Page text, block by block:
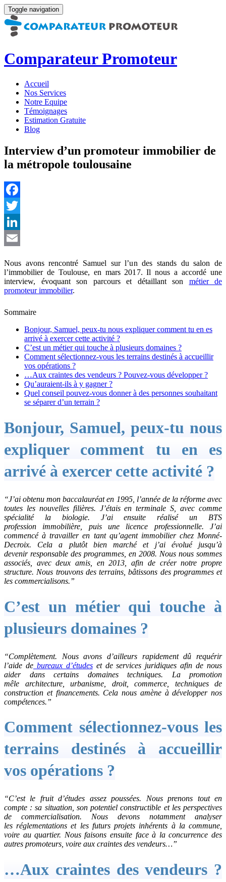
Toggle navigation
Comparateur Promoteur
Accueil
Nos Services
Notre Equipe
Témoignages
Estimation Gratuite
Blog
Interview d’un promoteur immobilier de
la métropole toulousaine
Facebook
Twitter
LinkedIn
Nous avons rencontré Samuel sur l’un des stands du salon de
l’immobilier de Toulouse, en mars 2017. Il nous a accordé une
interview, évoquant son parcours et détaillant son métier de
promoteur immobilier.
Sommaire
Bonjour, Samuel, peux-tu nous expliquer comment tu en es
arrivé à exercer cette activité ?
C’est un métier qui touche à plusieurs domaines ?
Comment sélectionnez-vous les terrains destinés à accueillir
vos opérations ?
…Aux craintes des vendeurs ? Pouvez-vous développer ?
Qu’auraient-ils à y gagner ?
Quel conseil pouvez-vous donner à des personnes souhaitant
se séparer d’un terrain ?
Bonjour, Samuel, peux-tu nous
expliquer comment tu en es
arrivé à exercer cette activité ?
“J’ai obtenu mon baccalauréat en 1995, l’année de la réforme avec
toutes les nouvelles filières. J’étais en terminale S, avec comme
spécialité la biologie. J’ai ensuite réalisé un BTS
profession immobilière, puis une licence professionnelle. J’ai
commencé à travailler en tant qu’agent immobilier chez Monné-
Decroix. Cela a plutôt bien marché et j’ai évolué jusqu’à
devenir responsable des programmes, en 2008. Nous nous sommes
associés, avec deux amis, en 2013, afin de créer notre propre
structure. Nous trouvons des terrains, bâtissons des programmes et
les commercialisons.”
C’est un métier qui touche à
plusieurs domaines ?
“Complètement. Nous avons d’ailleurs rapidement dû requérir
l’aide debureaux d’étudeset de services juridiques afin de nous
aider dans certains domaines techniques. La promotion
mêle architecture, urbanisme, droit, commerce, techniques de
construction et financements. Cela nous amène à développer nos
compétences.”
Comment sélectionnez-vous les
terrains destinés à accueillir
vos opérations ?
“C’est le fruit d’études assez poussées. Nous prenons tout en
compte : sa situation, son potentiel constructible et les perspectives
de commercialisation. Nous devons notamment analyser
les réglementations et les futurs projets inhérents à la commune,
voire au quartier. Nous faisons ensuite face à la concurrence des
autres promoteurs, voire aux craintes des vendeurs…”
…Aux craintes des vendeurs ?